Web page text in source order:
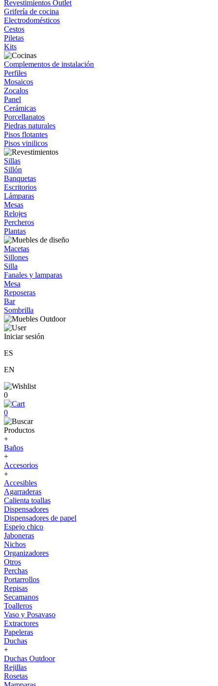
Revestimientos Outlet
Grifería de cocina
Electrodomésticos
Cestos
Piletas
Kits
Complementos de instalación
Perfiles
Mosaicos
Zocalos
Panel
Cerámicas
Porcellanatos
Piedras naturales
Pisos flotantes
Pisos vinilicos
Sillas
Sillón
Banquetas
Escritorios
Lámparas
Mesas
Relojes
Percheros
Plantas
Macetas
Sillones
Silla
Fanales y lamparas
Mesa
Reposeras
Bar
Sombrilla
Iniciar sesión
ES
EN
0
0
Productos
+
Baños
+
Accesorios
+
Accesibles
Agarraderas
Calienta toallas
Dispensadores
Dispensadores de papel
Espejo chico
Jaboneras
Nichos
Organizadores
Otros
Perchas
Portarrollos
Repisas
Secamanos
Toalleros
Vaso y Posavaso
Extractores
Papeleras
Duchas
+
Duchas Outdoor
Rejillas
Rosetas